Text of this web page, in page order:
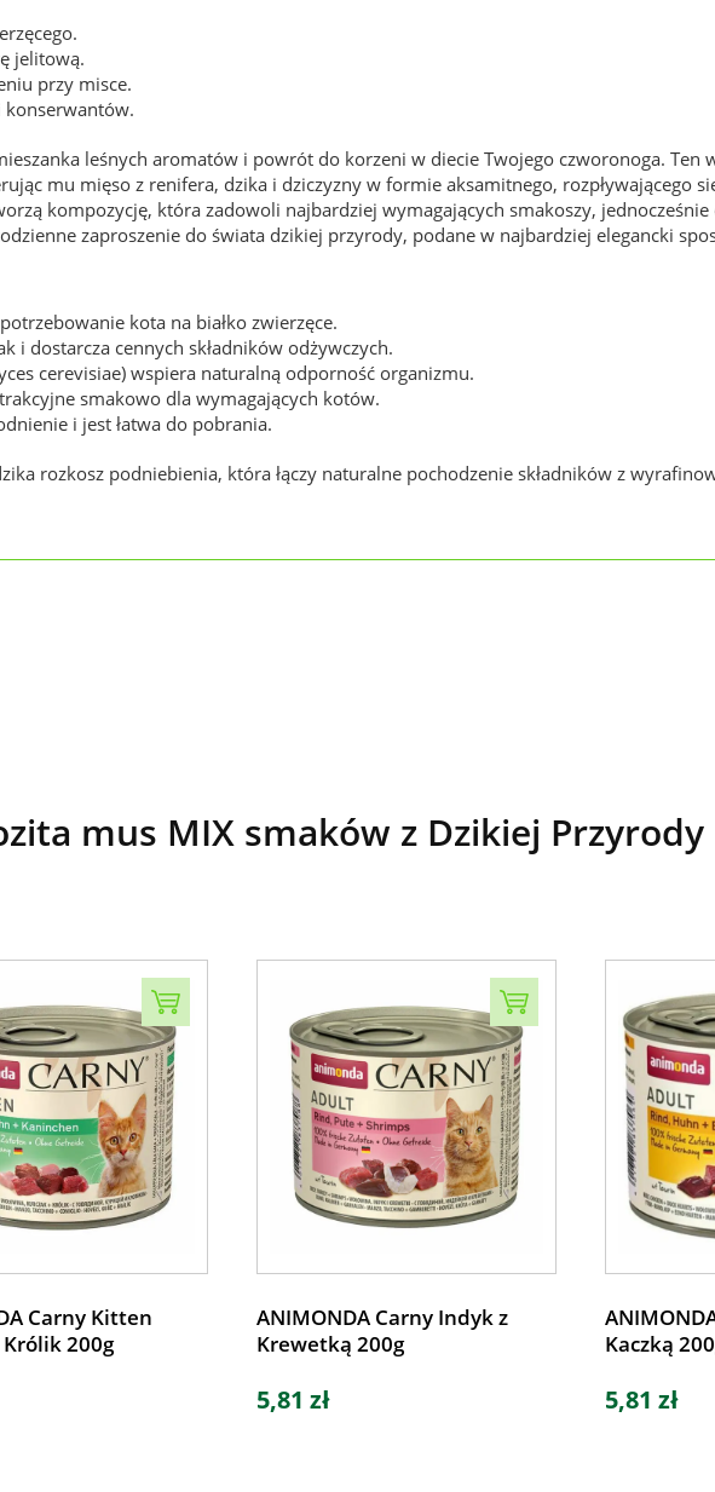
jelitową.
przy misce.
konserwantów.
leśnych aromatów i powrót do korzeni w diecie Twojego czworonoga. Ten
mu mięso z renifera, dzika i dziczyzny w formie aksamitnego, rozpływającego
kompozycję, która zadowoli najbardziej wymagających smakoszy, jednocześnie
zaproszenie do świata dzikiej przyrody, podane w najbardziej elegancki
kota na białko zwierzęce.
i dostarcza cennych składników odżywczych.
cerevisiae) wspiera naturalną odporność organizmu.
smakowo dla wymagających kotów.
i jest łatwa do pobrania.
rozkosz podniebienia, która łączy naturalne pochodzenie składników z
mus MIX smaków z Dzikiej Przyrody
Carny Kitten
200g
ANIMONDA Carny Indyk z
Krewetką 200g
5,81 zł
Kaczką
5,81 zł